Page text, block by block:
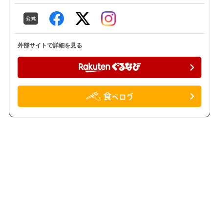
外部サイトで詳細を見る